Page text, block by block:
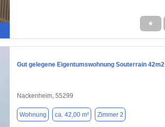
★
Gut gelegene Eigentumswohnung Souterrain 42m2
Nackenheim, 55299
Wohnung ca. 42,00 m² Zimmer 2